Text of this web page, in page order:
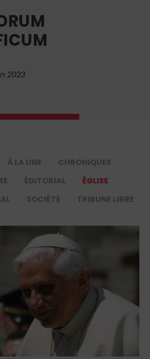
2023
À LA UNE
CHRONIQUES
ÉDITORIAL
ÉGLISE
SOCIÉTÉ TRIBUNE LIBRE